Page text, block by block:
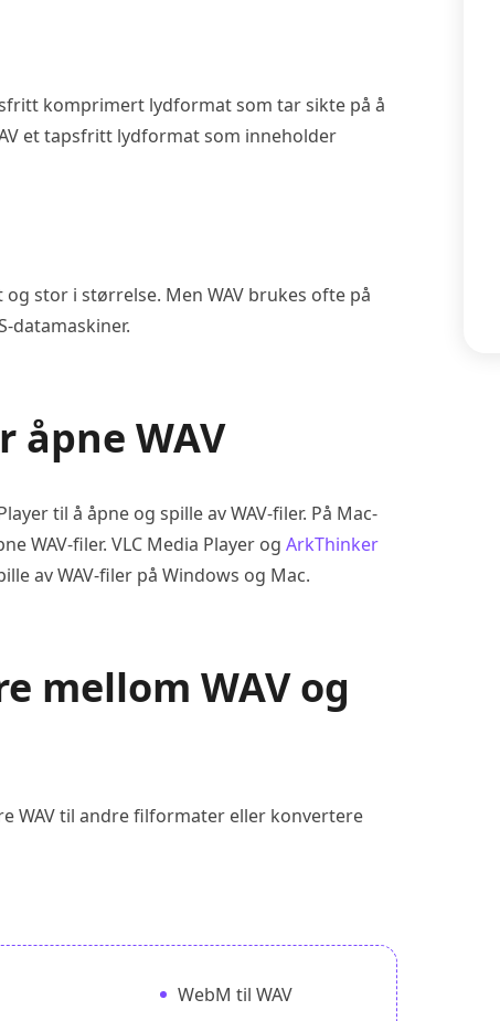
komprimert lydformat som tar sikte på å
et tapsfritt lydformat som inneholder
stor i størrelse. Men WAV brukes ofte på
datamaskiner.
åpne WAV
til å åpne og spille av WAV-filer. På Mac-
WAV-filer. VLC Media Player og ArkThinker
av WAV-filer på Windows og Mac.
mellom WAV og
WAV til andre filformater eller konvertere
WebM til WAV